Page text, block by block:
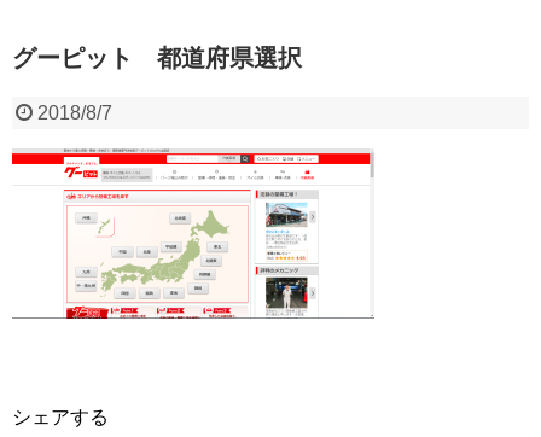
グーピット 都道府県選択
2018/8/7
シェアする